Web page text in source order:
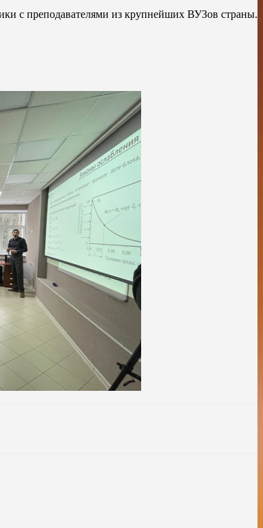
с преподавателями из крупнейших ВУЗов страны.